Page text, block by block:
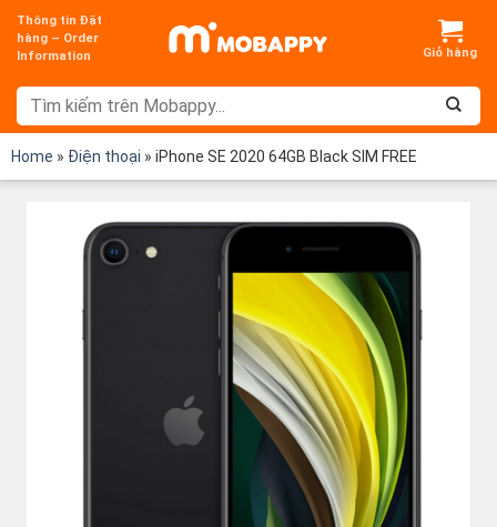
Chuyển
đến
dung
Thông tin Đặt
hàng – Order
Information
Home » Điện thoại » iPhone SE 2020 64GB Black SIM FREE